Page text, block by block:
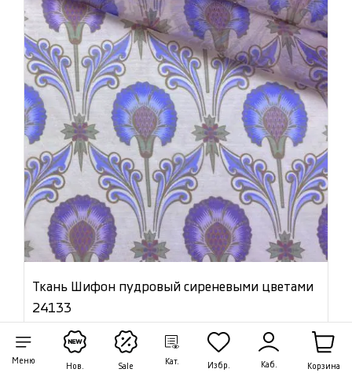
Меню
Нов. Sale
Кат. Избр. Каб. Корзина
Ткань Шифон пудровый сиреневыми цветами
24133
1 260 ₽/м
Артикул: 24133